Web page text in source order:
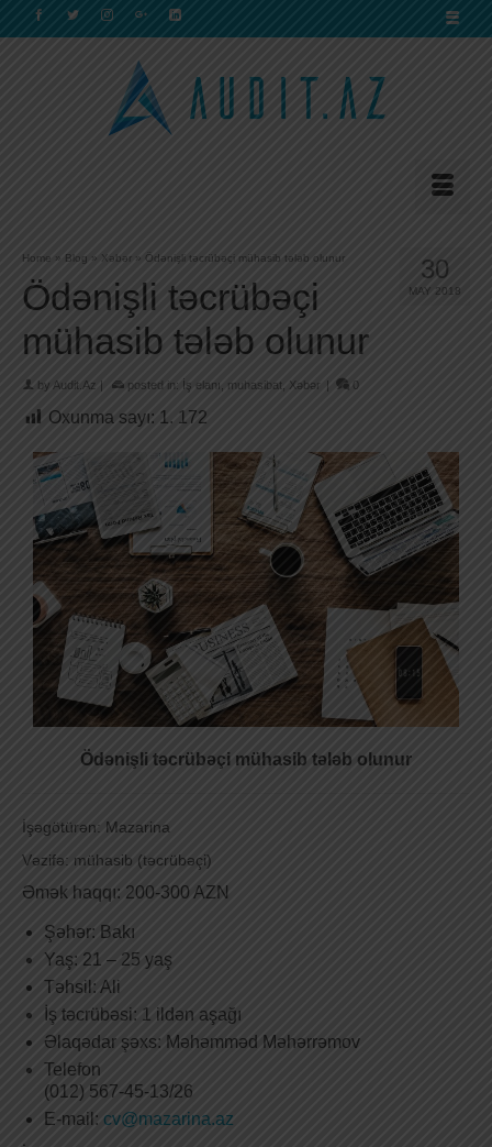
30
MAY 2018
Home » Blog » Xəbər » Ödənişli təcrübəçi mühasib tələb olunur
Ödənişli təcrübəçi
mühasib tələb olunur
by Audit.Az | posted in: İş elanı muhasibat Xəbər | 0
Oxunma sayı: 1. 172
Ödənişli təcrübəçi mühasib tələb olunur
İşəgötürən: Mazarina
Vəzifə: mühasib (təcrübəçi)
Əmək haqqı: 200-300 AZN
Şəhər: Bakı
Yaş: 21 – 25 yaş
Təhsil: Ali
İş təcrübəsi: 1 ildən aşağı
Əlaqədar şəxs: Məhəmməd Məhərrəmov
Telefon
(012) 567-45-13/26
E-mail: cv@mazarina.az